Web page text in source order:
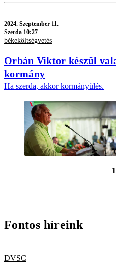
2024. Szeptember 11.
Szerda 10:27
békeköltségvetés
Orbán Viktor készül
kormány
Ha szerda, akkor kormányülés.
1
Fontos híreink
DVSC